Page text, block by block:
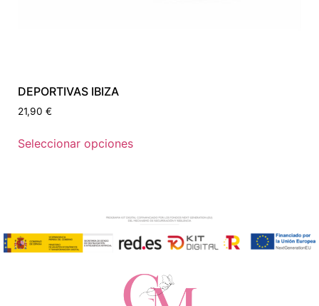
DEPORTIVAS IBIZA
21,90 €
Seleccionar opciones